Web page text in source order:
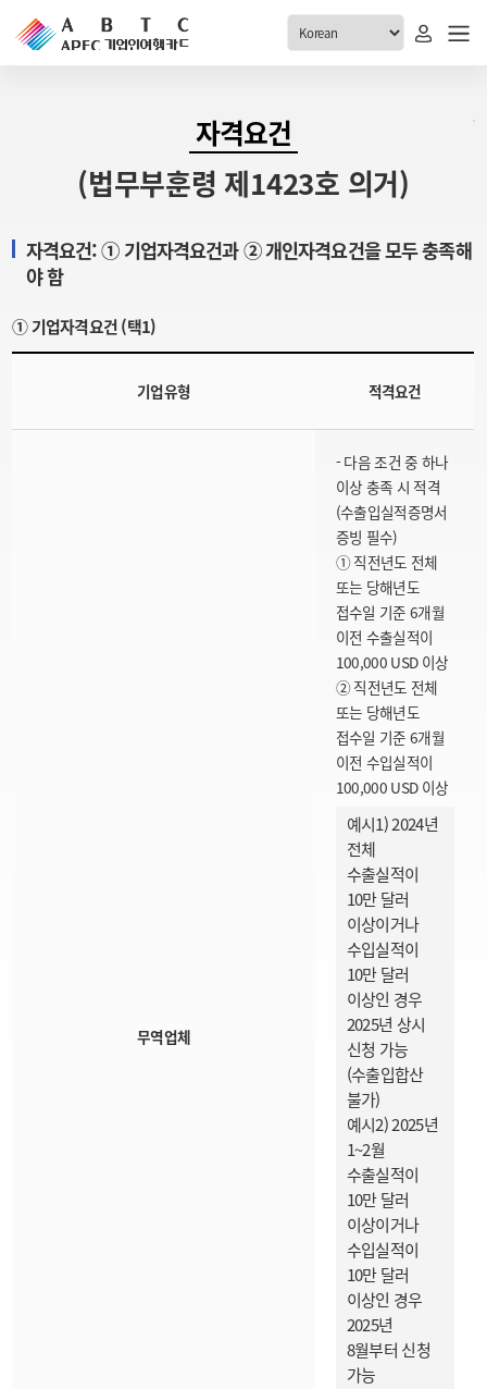
ABTC 전체메뉴
ABTC 제도 소개
발급 자격요건
재발급 안내
발급현황
자격요건
(법무부훈령 제1423호 의거)
자격요건: ① 기업자격요건과 ② 개인자격요건을 모두 충족해
야 함
① 기업자격요건 (택1)
기업유형 적격요건
무역업체
- 다음 조건 중 하나
이상 충족 시 적격
(수출입실적증명서
증빙 필수)
① 직전년도 전체
또는 당해년도
접수일 기준 6개월
이전 수출실적이
100,000 USD 이상
② 직전년도 전체
또는 당해년도
접수일 기준 6개월
이전 수입실적이
100,000 USD 이상
예시1) 2024년
전체
수출실적이
10만 달러
이상이거나
수입실적이
10만 달러
이상인 경우
2025년 상시
신청 가능
(수출입합산
불가)
예시2) 2025년
1~2월
수출실적이
10만 달러
이상이거나
수입실적이
10만 달러
이상인 경우
2025년
8월부터 신청
가능